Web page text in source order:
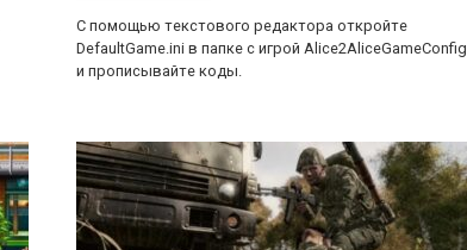
С помощью текстового редактора откройте
DefaultGame.ini в папке с игрой Alice2AliceGameConfig
и прописывайте коды.